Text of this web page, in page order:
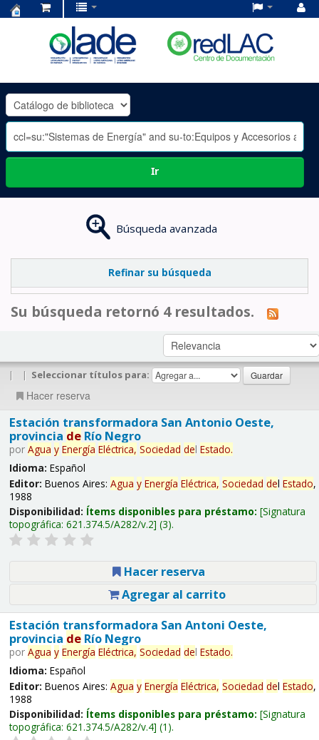
OLADE
-
Ir
Búsqueda avanzada
Refinar su búsqueda
Su búsqueda retornó 4 resultados.
| | Seleccionar títulos para:
Hacer reserva
Estación transformadora San Antonio Oeste,
provincia deRío Negro
por Agua y Energía Eléctrica, Sociedad del Estado.
Idioma: Español
Editor: Buenos Aires: Agua y Energía Eléctrica, Sociedad del Estado,
1988
Disponibilidad: Ítems disponibles para préstamo: Signatura
topográfica: 621.374.5/A282/v.2 (3).
Hacer reserva
Agregar al carrito
Estación transformadora San Antoni Oeste,
provincia deRío Negro
por Agua y Energía Eléctrica, Sociedad del Estado.
Idioma: Español
Editor: Buenos Aires: Agua y Energía Eléctrica, Sociedad del Estado,
1988
Disponibilidad: Ítems disponibles para préstamo: Signatura
topográfica: 621.374.5/A282/v.4 (1).